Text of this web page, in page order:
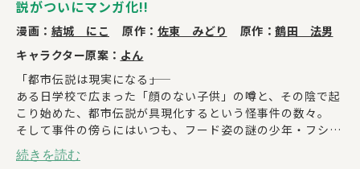
説がついにマンガ化!!
漫画： 結城 にこ 原作： 佐東 みどり 原作： 鶴田 法男
キャラクター原案： よん
「都市伝説は現実になる――」
ある日学校で広まった「顔のない子供」の噂と、その陰で起
こり始めた、都市伝説が具現化するという怪事件の数々。
そして事件の傍らにはいつも、フード姿の謎の少年・フシギ
がいた。
事件発生の真相と、噂を追うフシギの目的とは？
続きを読む